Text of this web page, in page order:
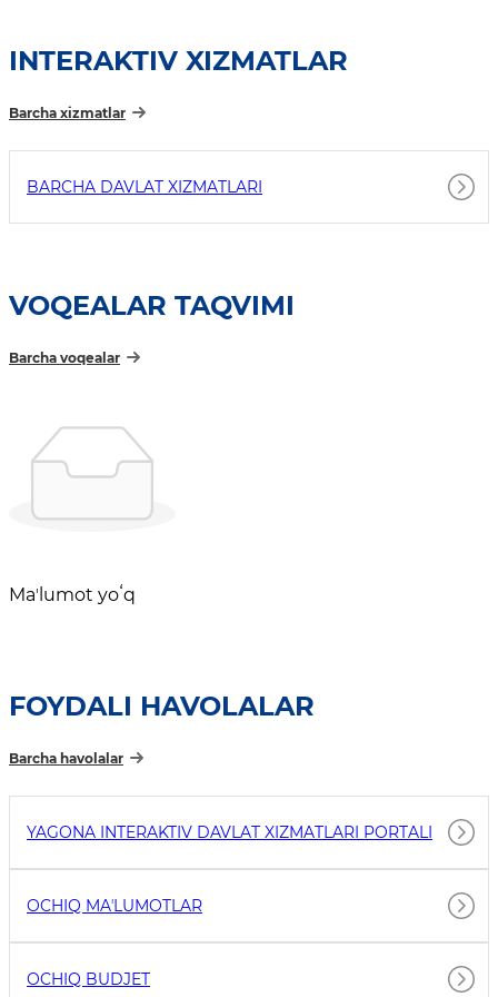
INTERAKTIV XIZMATLAR
Barcha xizmatlar
BARCHA DAVLAT XIZMATLARI
VOQEALAR TAQVIMI
Barcha voqealar
Maʼlumot yoʻq
FOYDALI HAVOLALAR
Barcha havolalar
YAGONA INTERAKTIV DAVLAT XIZMATLARI PORTALI
OCHIQ MAʼLUMOTLAR
OCHIQ BUDJET